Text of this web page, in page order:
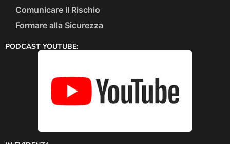
Comunicare il Rischio
Formare alla Sicurezza
PODCAST YOUTUBE: